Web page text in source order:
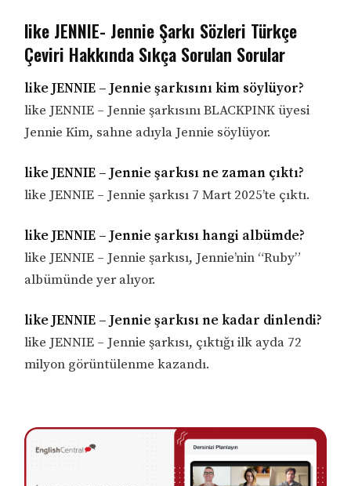
like JENNIE- Jennie Şarkı Sözleri Türkçe
Çeviri Hakkında Sıkça Sorulan Sorular
like JENNIE – Jennie şarkısını kim söylüyor?
like JENNIE – Jennie şarkısını BLACKPINK üyesi
Jennie Kim, sahne adıyla Jennie söylüyor.
like JENNIE – Jennie şarkısı ne zaman çıktı?
like JENNIE – Jennie şarkısı 7 Mart 2025’te çıktı.
like JENNIE – Jennie şarkısı hangi albümde?
like JENNIE – Jennie şarkısı, Jennie’nin “Ruby”
albümünde yer alıyor.
like JENNIE – Jennie şarkısı ne kadar dinlendi?
like JENNIE – Jennie şarkısı, çıktığı ilk ayda 72
milyon görüntülenme kazandı.